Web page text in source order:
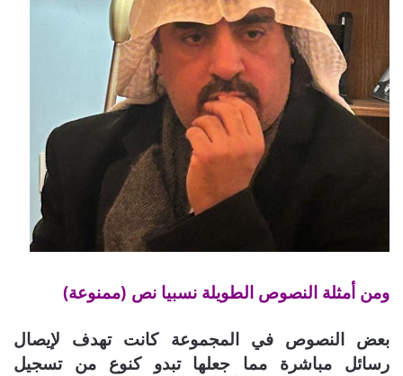
ومن أمثلة النصوص الطويلة نسبيا نص (ممنوعة)
بعض النصوص في المجموعة كانت تهدف لإيصال
رسائل مباشرة مما جعلها تبدو كنوع من تسجيل